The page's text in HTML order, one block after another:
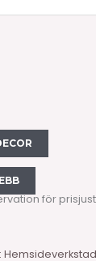
för